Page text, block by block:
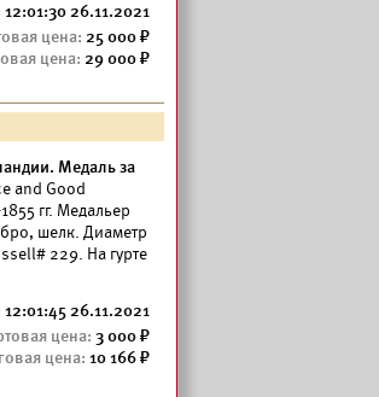
12:01:30 26.11.2021
25 000
29 000
Медаль за
and Good
гг. Медальер
шелк. Диаметр
229. На гурте
12:01:45 26.11.2021
3 000
10 166